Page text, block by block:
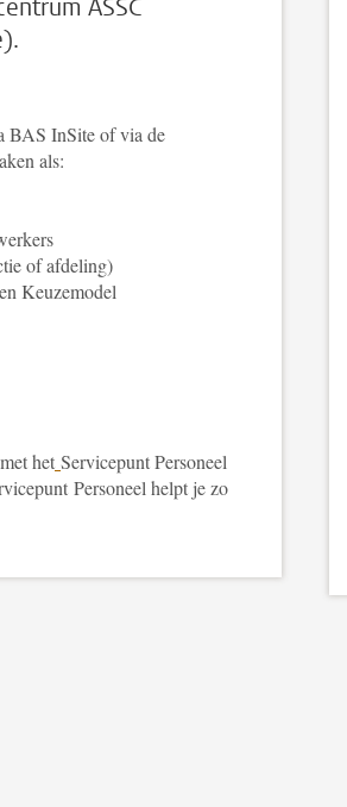
ASSC
BAS InSite of via de
als:
of afdeling)
Keuzemodel
het Servicepunt Personeel
Personeel helpt je zo